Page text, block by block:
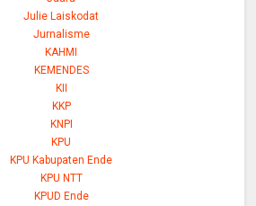
Julie Laiskodat
Jurnalisme
KAHMI
KEMENDES
KII
KKP
KNPI
KPU
KPU Kabupaten Ende
KPU NTT
KPUD Ende